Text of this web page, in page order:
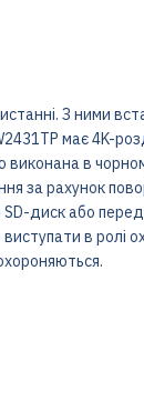
З ними
має 4K-
виконана в
за рахунок
SD-диск або
в ролі